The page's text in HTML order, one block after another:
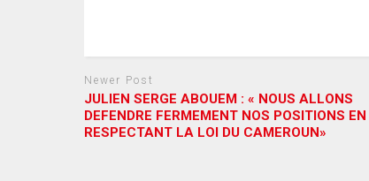
Newer Post
JULIEN SERGE ABOUEM : « NOUS ALLONS
DEFENDRE FERMEMENT NOS POSITIONS EN
RESPECTANT LA LOI DU CAMEROUN»